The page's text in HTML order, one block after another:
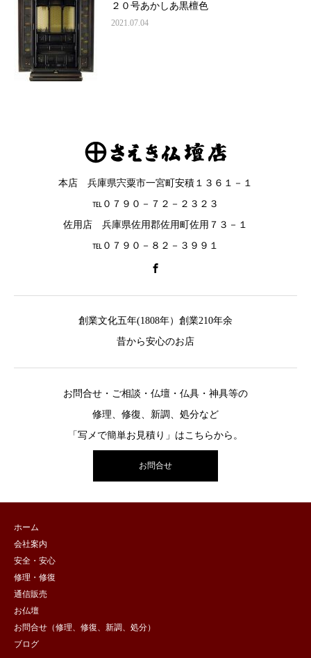
２０号あかしあ黒檀色
2021.07.04
本店 兵庫県宍粟市一宮町安積１３６１－１
℡０７９０－７２－２３２３
佐用店 兵庫県佐用郡佐用町佐用７３－１
℡０７９０－８２－３９９１
創業文化五年(1808年）創業210年余
昔から安心のお店
お問合せ・ご相談・仏壇・仏具・神具等の
修理、修復、新調、処分など
「写メで簡単お見積り」はこちらから。
お問合せ
ホーム
会社案内
安全・安心
修理・修復
通信販売
お仏壇
お問合せ（修理、修復、新調、処分）
ブログ